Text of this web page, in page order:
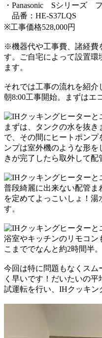
・Panasonic Sシリーズ
品番：HE-S37LQS
※工事価格528,000円
※機器代や工事費、諸経費
す。
ご自宅によって設置環
ます。
それでは工事の流れを紹介
朝8:00工事開始。
まずはエ
まずは、タンクの水を抜き
で、その間にヒートポンプ
ンプは室外機のような形を
きが完了したら取外して配
普段綺麗に出来ない配管ま
を定めてよっこいしょ！ 湯
す。
浴室やキッチンのリモコン
こまででなんと約2時間半
今回は特に問題もなくス
く早いです！ だいたいの平
試運転を行い、IHクッキン